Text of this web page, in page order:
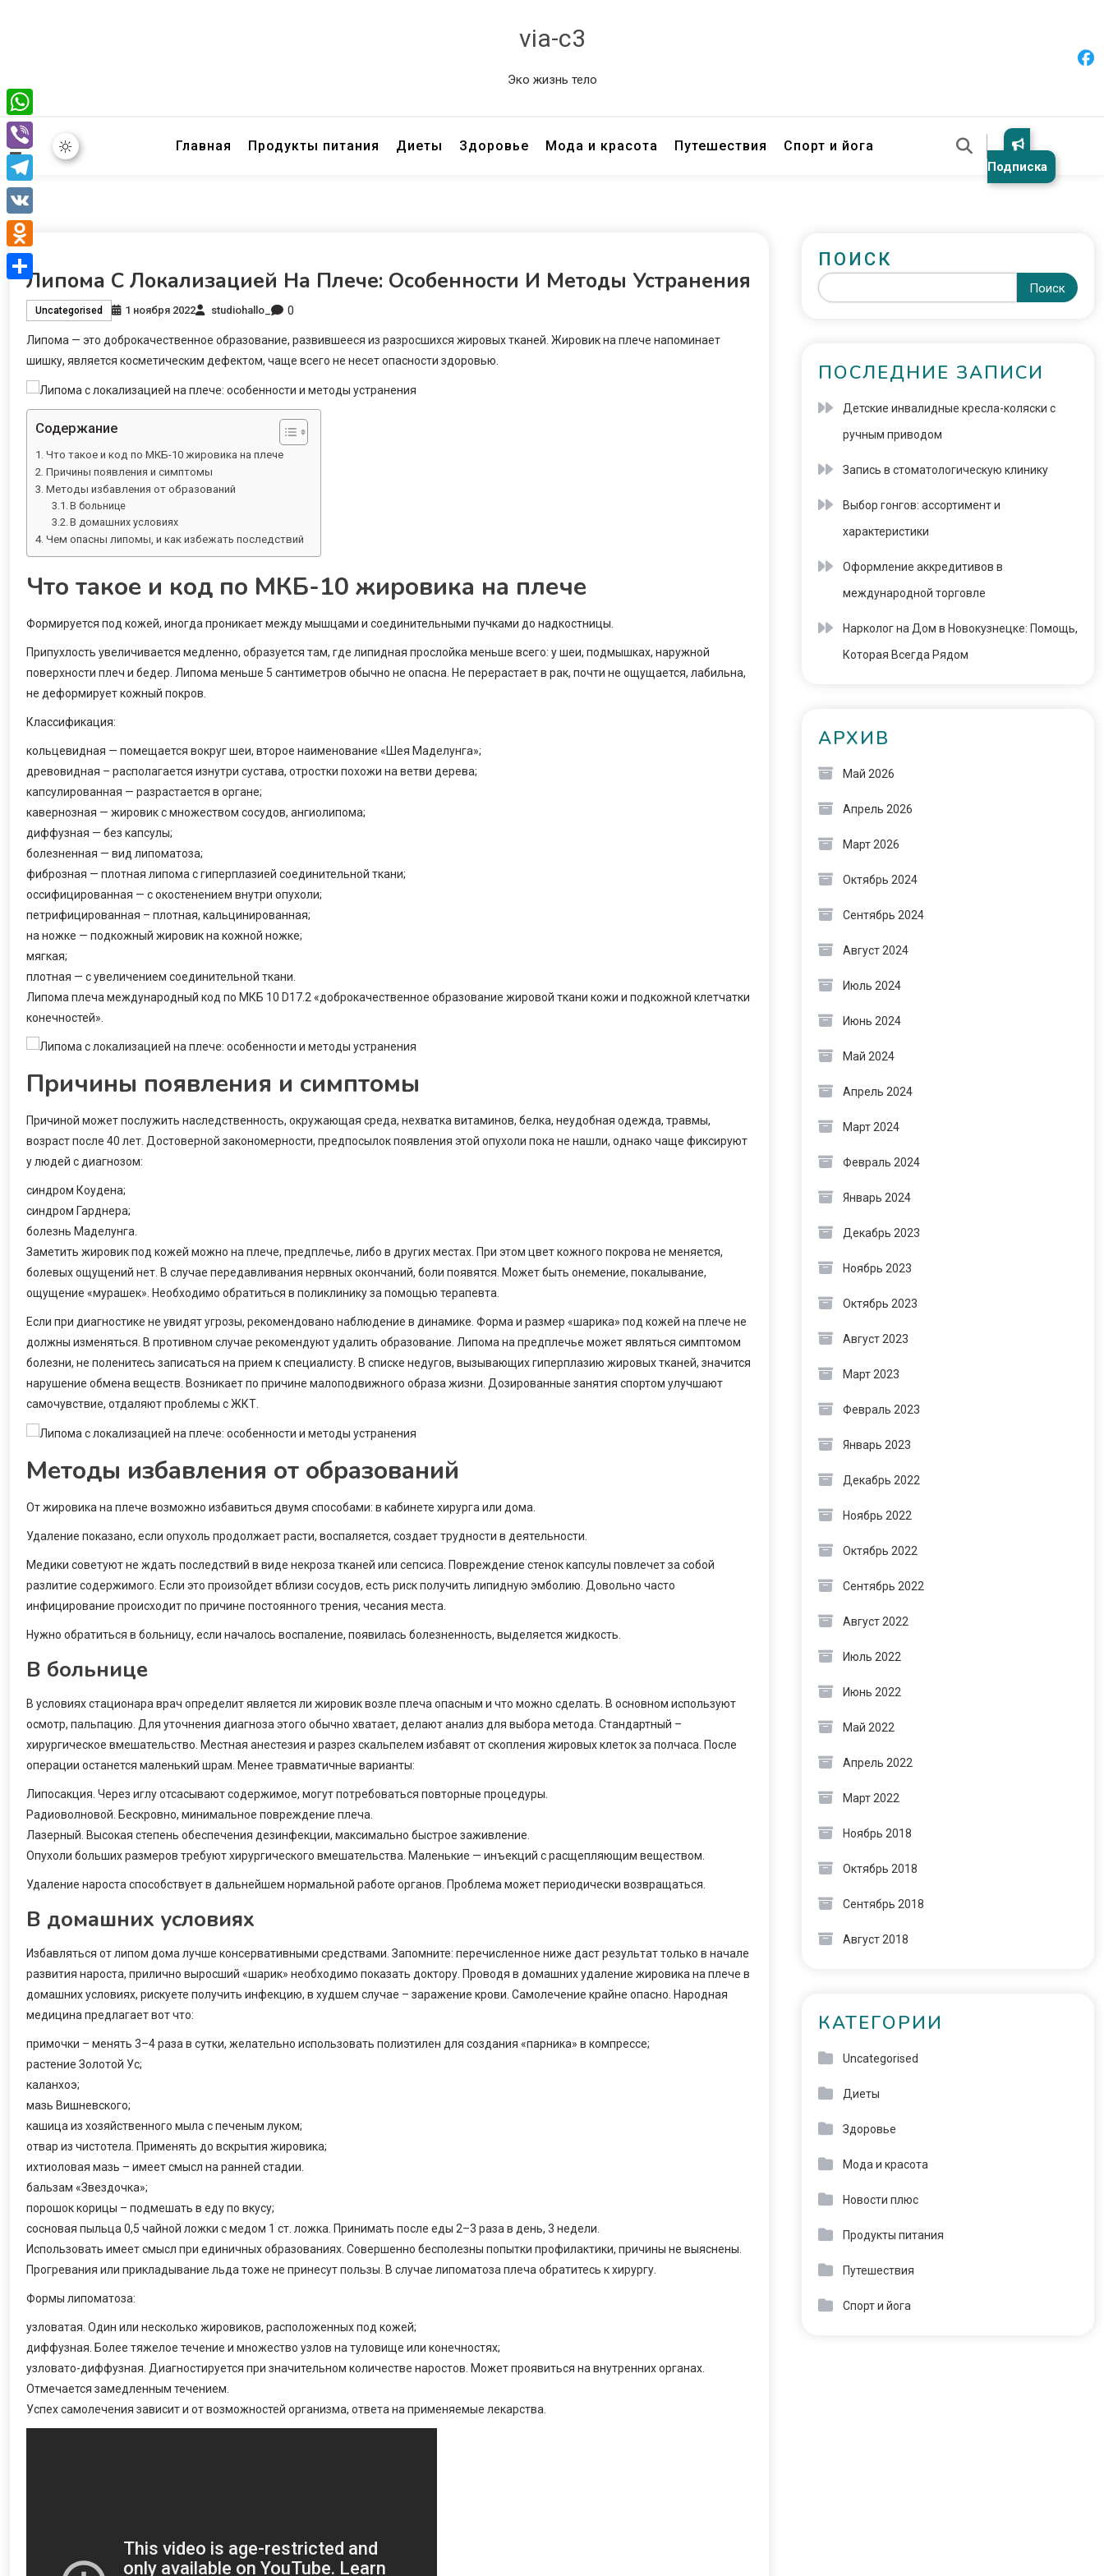
via-c3
Эко жизнь тело
Главная Продукты питания Диеты Здоровье Мода и красота Путешествия Спорт и йога
Подписка
Липома С Локализацией На Плече: Особенности И Методы Устранения
Uncategorised 1 ноября 2022 studiohallo_ 0
Липома — это доброкачественное образование, развившееся из разросшихся жировых тканей. Жировик на плече напоминает
шишку, является косметическим дефектом, чаще всего не несет опасности здоровью.
Содержание
Что такое и код по МКБ-10 жировика на плече
Причины появления и симптомы
Методы избавления от образований
В больнице
В домашних условиях
Чем опасны липомы, и как избежать последствий
Что такое и код по МКБ-10 жировика на плече
Формируется под кожей, иногда проникает между мышцами и соединительными пучками до надкостницы.
Припухлость увеличивается медленно, образуется там, где липидная прослойка меньше всего: у шеи, подмышках, наружной
поверхности плеч и бедер. Липома меньше 5 сантиметров обычно не опасна. Не перерастает в рак, почти не ощущается, лабильна,
не деформирует кожный покров.
Классификация:
кольцевидная — помещается вокруг шеи, второе наименование «Шея Маделунга»;
древовидная – располагается изнутри сустава, отростки похожи на ветви дерева;
капсулированная — разрастается в органе;
кавернозная — жировик с множеством сосудов, ангиолипома;
диффузная — без капсулы;
болезненная — вид липоматоза;
фиброзная — плотная липома с гиперплазией соединительной ткани;
оссифицированная — с окостенением внутри опухоли;
петрифицированная – плотная, кальцинированная;
на ножке — подкожный жировик на кожной ножке;
мягкая;
плотная — с увеличением соединительной ткани.
Липома плеча международный код по МКБ 10 D17.2 «доброкачественное образование жировой ткани кожи и подкожной клетчатки
конечностей».
Причины появления и симптомы
Причиной может послужить наследственность, окружающая среда, нехватка витаминов, белка, неудобная одежда, травмы,
возраст после 40 лет. Достоверной закономерности, предпосылок появления этой опухоли пока не нашли, однако чаще фиксируют
у людей с диагнозом:
синдром Коудена;
синдром Гарднера;
болезнь Маделунга.
Заметить жировик под кожей можно на плече, предплечье, либо в других местах. При этом цвет кожного покрова не меняется,
болевых ощущений нет. В случае передавливания нервных окончаний, боли появятся. Может быть онемение, покалывание,
ощущение «мурашек». Необходимо обратиться в поликлинику за помощью терапевта.
Если при диагностике не увидят угрозы, рекомендовано наблюдение в динамике. Форма и размер «шарика» под кожей на плече не
должны изменяться. В противном случае рекомендуют удалить образование. Липома на предплечье может являться симптомом
болезни, не поленитесь записаться на прием к специалисту. В списке недугов, вызывающих гиперплазию жировых тканей, значится
нарушение обмена веществ. Возникает по причине малоподвижного образа жизни. Дозированные занятия спортом улучшают
самочувствие, отдаляют проблемы с ЖКТ.
Методы избавления от образований
От жировика на плече возможно избавиться двумя способами: в кабинете хирурга или дома.
Удаление показано, если опухоль продолжает расти, воспаляется, создает трудности в деятельности.
Медики советуют не ждать последствий в виде некроза тканей или сепсиса. Повреждение стенок капсулы повлечет за собой
разлитие содержимого. Если это произойдет вблизи сосудов, есть риск получить липидную эмболию. Довольно часто
инфицирование происходит по причине постоянного трения, чесания места.
Нужно обратиться в больницу, если началось воспаление, появилась болезненность, выделяется жидкость.
В больнице
В условиях стационара врач определит является ли жировик возле плеча опасным и что можно сделать. В основном используют
осмотр, пальпацию. Для уточнения диагноза этого обычно хватает, делают анализ для выбора метода. Стандартный –
хирургическое вмешательство. Местная анестезия и разрез скальпелем избавят от скопления жировых клеток за полчаса. После
операции останется маленький шрам. Менее травматичные варианты:
Липосакция. Через иглу отсасывают содержимое, могут потребоваться повторные процедуры.
Радиоволновой. Бескровно, минимальное повреждение плеча.
Лазерный. Высокая степень обеспечения дезинфекции, максимально быстрое заживление.
Опухоли больших размеров требуют хирургического вмешательства. Маленькие — инъекций с расщепляющим веществом.
Удаление нароста способствует в дальнейшем нормальной работе органов. Проблема может периодически возвращаться.
В домашних условиях
Избавляться от липом дома лучше консервативными средствами. Запомните: перечисленное ниже даст результат только в начале
развития нароста, прилично выросший «шарик» необходимо показать доктору. Проводя в домашних удаление жировика на плече в
домашних условиях, рискуете получить инфекцию, в худшем случае – заражение крови. Самолечение крайне опасно. Народная
медицина предлагает вот что:
примочки – менять 3–4 раза в сутки, желательно использовать полиэтилен для создания «парника» в компрессе;
растение Золотой Ус;
каланхоэ;
мазь Вишневского;
кашица из хозяйственного мыла с печеным луком;
отвар из чистотела. Применять до вскрытия жировика;
ихтиоловая мазь – имеет смысл на ранней стадии.
бальзам «Звездочка»;
порошок корицы – подмешать в еду по вкусу;
сосновая пыльца 0,5 чайной ложки с медом 1 ст. ложка. Принимать после еды 2–3 раза в день, 3 недели.
Использовать имеет смысл при единичных образованиях. Совершенно бесполезны попытки профилактики, причины не выяснены.
Прогревания или прикладывание льда тоже не принесут пользы. В случае липоматоза плеча обратитесь к хирургу.
Формы липоматоза:
узловатая. Один или несколько жировиков, расположенных под кожей;
диффузная. Более тяжелое течение и множество узлов на туловище или конечностях;
узловато-диффузная. Диагностируется при значительном количестве наростов. Может проявиться на внутренних органах.
Отмечается замедленным течением.
Успех самолечения зависит и от возможностей организма, ответа на применяемые лекарства.
ПОИСК
Поиск
ПОСЛЕДНИЕ ЗАПИСИ
Детские инвалидные кресла-коляски с
ручным приводом
Запись в стоматологическую клинику
Выбор гонгов: ассортимент и
характеристики
Оформление аккредитивов в
международной торговле
Нарколог на Дом в Новокузнецке: Помощь,
Которая Всегда Рядом
АРХИВ
Май 2026
Апрель 2026
Март 2026
Октябрь 2024
Сентябрь 2024
Август 2024
Июль 2024
Июнь 2024
Май 2024
Апрель 2024
Март 2024
Февраль 2024
Январь 2024
Декабрь 2023
Ноябрь 2023
Октябрь 2023
Август 2023
Март 2023
Февраль 2023
Январь 2023
Декабрь 2022
Ноябрь 2022
Октябрь 2022
Сентябрь 2022
Август 2022
Июль 2022
Июнь 2022
Май 2022
Апрель 2022
Март 2022
Ноябрь 2018
Октябрь 2018
Сентябрь 2018
Август 2018
КАТЕГОРИИ
Uncategorised
Диеты
Здоровье
Мода и красота
Новости плюс
Продукты питания
Путешествия
Спорт и йога
WhatsApp
Viber
Telegram
VK
Odnoklassniki
Отправить